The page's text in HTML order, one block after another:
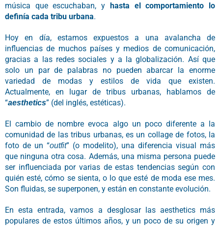
música que escuchaban, y hasta el comportamiento lo
definía cada tribu urbana.
Hoy en día, estamos expuestos a una avalancha de
influencias de muchos países y medios de comunicación,
gracias a las redes sociales y a la globalización. Así que
solo un par de palabras no pueden abarcar la enorme
variedad de modas y estilos de vida que existen.
Actualmente, en lugar de tribus urbanas, hablamos de
“aesthetics” (del inglés, estéticas).
El cambio de nombre evoca algo un poco diferente a la
comunidad de las tribus urbanas, es un collage de fotos, la
foto de un “outfit” (o modelito), una diferencia visual más
que ninguna otra cosa. Además, una misma persona puede
ser influenciada por varias de estas tendencias según con
quién esté, cómo se sienta, o lo que esté de moda ese mes.
Son fluidas, se superponen, y están en constante evolución.
En esta entrada, vamos a desglosar las aesthetics más
populares de estos últimos años, y un poco de su origen y